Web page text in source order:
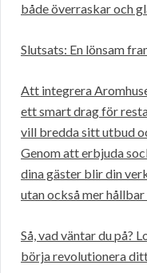
både överraskar och
Slutsats: En lönsam
Att integrera
ett smart drag för
vill bredda sitt utbud
Genom att erbjuda
dina gäster blir din
utan också mer hållbar
Så, vad väntar du på?
börja revolutionera